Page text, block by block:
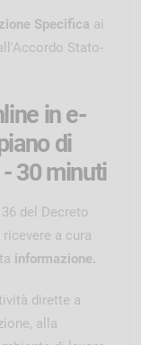
Specifica ai
Stato-
in e-
di
30 minuti
del Decreto
a cura
informazione.
dirette a
alla